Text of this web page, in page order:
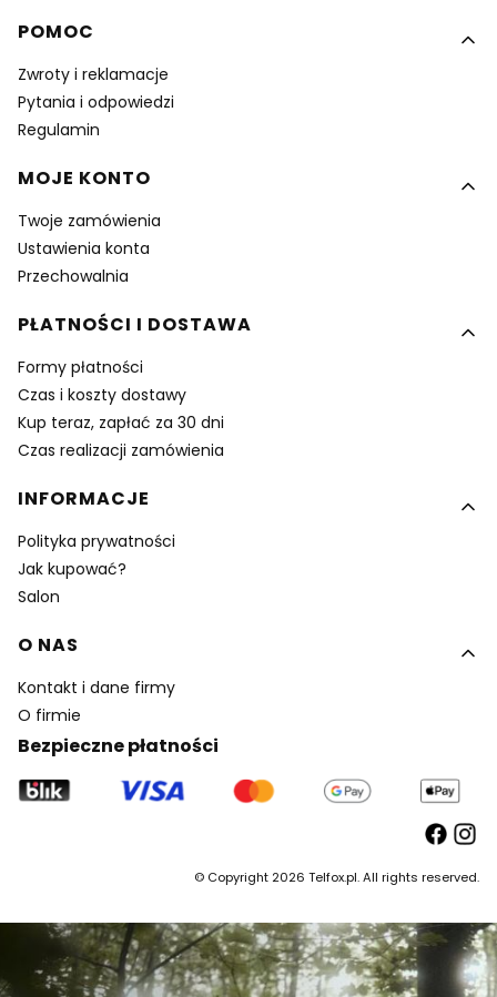
Linki w stopce
POMOC
Zwroty i reklamacje
Pytania i odpowiedzi
Regulamin
MOJE KONTO
Twoje zamówienia
Ustawienia konta
Przechowalnia
PŁATNOŚCI I DOSTAWA
Formy płatności
Czas i koszty dostawy
Kup teraz, zapłać za 30 dni
Czas realizacji zamówienia
INFORMACJE
Polityka prywatności
Jak kupować?
Salon
O NAS
Kontakt i dane firmy
O firmie
Bezpieczne płatności
© Copyright 2026 Telfox.pl. All rights reserved.